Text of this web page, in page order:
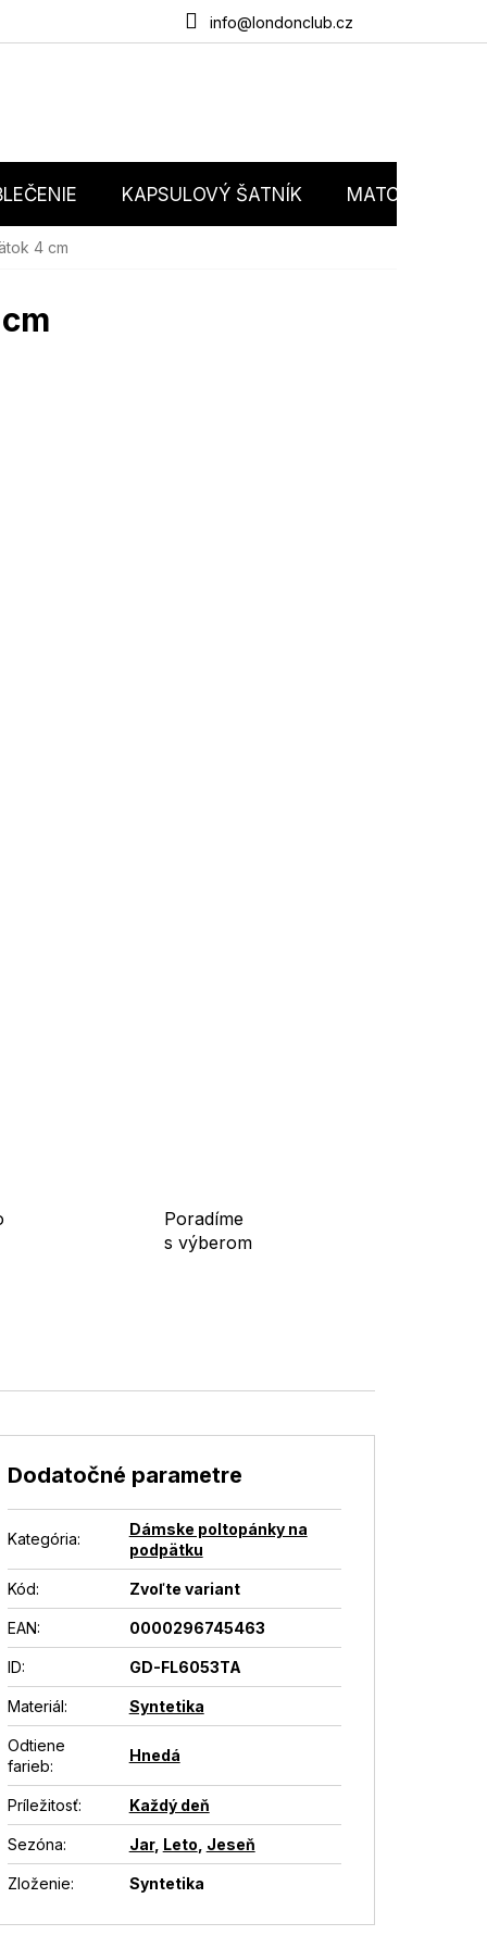
info@londonclub.cz
Obchodné podmienky Podmienky ochrany
KAPSULOVÝ ŠATNÍK MATCHY
4 cm
Poradíme
s výberom
Dodatočné parametre
Kategória:
Dámske poltopánky na
podpätku
Kód: Zvoľte variant
EAN: 0000296745463
ID: GD-FL6053TA
Materiál: Syntetika
Odtiene
farieb:
Hnedá
Príležitosť: Každý deň
Sezóna: Jar, Leto Jeseň
Zloženie: Syntetika